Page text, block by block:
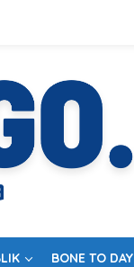
BONE TO DAY